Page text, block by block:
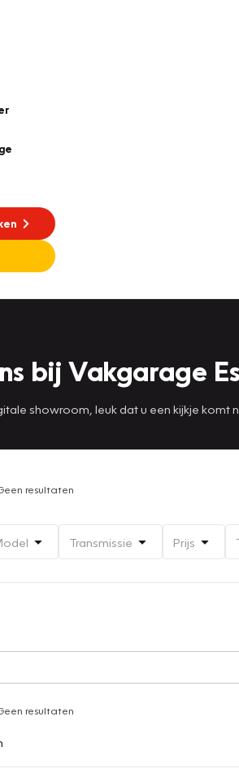
bij Vakgarage
showroom, leuk dat u een kijkje komt
resultaten
Transmissie Prijs
resultaten